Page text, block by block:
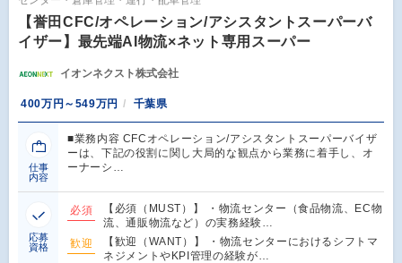
【誉田CFC/オペレーション/アシスタントスーパーバ
イザー】最先端AI物流×ネット専用スーパー
イオンネクスト株式会社
400万円～549万円 千葉県
仕事
内容
■業務内容 CFCオペレーション/アシスタントスーパーバイザ
ーは、下記の役割に関し大局的な観点から業務に着手し、オ
ーナーシ…
応募
資格
必須
【必須（MUST）】 ・物流センター（食品物流、EC物
流、通販物流など）の実務経験…
歓迎
【歓迎（WANT）】 ・物流センターにおけるシフトマ
ネジメントやKPI管理の経験が…